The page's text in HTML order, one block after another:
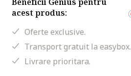
acest produs:
Oferte exclusive.
Transport gratuit la easybox.
Livrare prioritara.